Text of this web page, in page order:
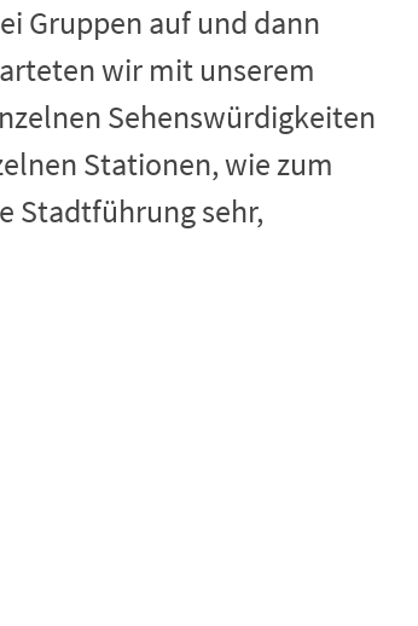
Gruppen auf und dann
wir mit unserem
Sehenswürdigkeiten
Stationen, wie zum
Stadtführung sehr,